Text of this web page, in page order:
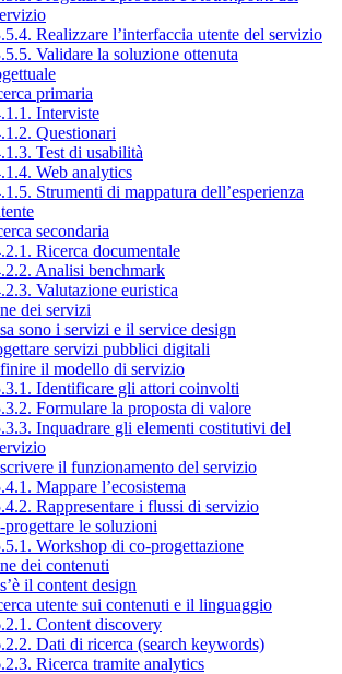
Realizzare l’interfaccia utente del servizio
Validare la soluzione ottenuta
primaria
Interviste
Questionari
Test di usabilità
Web analytics
Strumenti di mappatura dell’esperienza
secondaria
Ricerca documentale
Analisi benchmark
Valutazione euristica
dei servizi
sono i servizi e il service design
servizi pubblici digitali
il modello di servizio
Identificare gli attori coinvolti
Formulare la proposta di valore
Inquadrare gli elementi costitutivi del
il funzionamento del servizio
Mappare l’ecosistema
Rappresentare i flussi di servizio
progettare le soluzioni
Workshop di co-progettazione
dei contenuti
il content design
utente sui contenuti e il linguaggio
Content discovery
Dati di ricerca (search keywords)
Ricerca tramite analytics